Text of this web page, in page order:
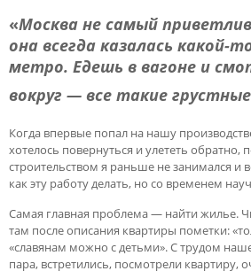
«Москва не самый
она всегда казалась какой-
метро. Едешь в вагоне и
вокруг — все такие грустные
Когда впервые попал на нашу
хотелось повернуться и улететь обратно,
строительством я раньше не занимался и
как эту работу делать, но со временем
Самая главная проблема — найти жилье.
там после описания квартиры пометки:
«славянам можно с детьми». С трудом
пара, встретились, посмотрели квартиру,